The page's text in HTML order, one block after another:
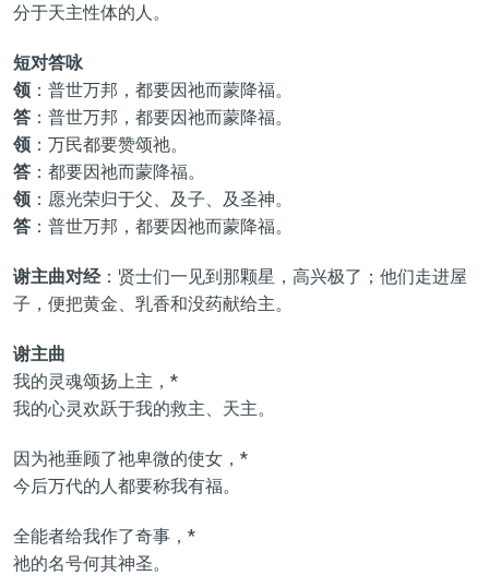
分于天主性体的人。
短对答咏
领：普世万邦，都要因祂而蒙降福。
答：普世万邦，都要因祂而蒙降福。
领：万民都要赞颂祂。
答：都要因祂而蒙降福。
领：愿光荣归于父、及子、及圣神。
答：普世万邦，都要因祂而蒙降福。
谢主曲对经：贤士们一见到那颗星，高兴极了；他们走进屋
子，便把黄金、乳香和没药献给主。
谢主曲
我的灵魂颂扬上主，*
我的心灵欢跃于我的救主、天主。
因为祂垂顾了祂卑微的使女，*
今后万代的人都要称我有福。
全能者给我作了奇事，*
祂的名号何其神圣。